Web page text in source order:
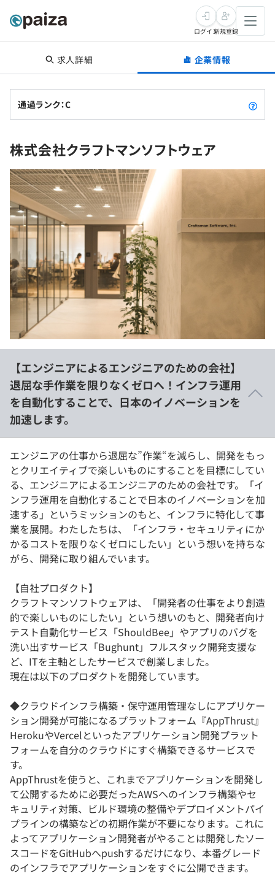
転職・キャリア
転職成功ガイド
転職エージェント
インタビュー
転職成功ガイド
新卒就活
求人検索
本選考
インターン
新卒エージェント
イベント・セミナー
インタビュー
学習
講座一覧
問題集
ナレッジ
リファレンス
プラン
個人向けプラン
法人向けプラン
契約内容・クーポン
スキルチェック
プログラミング言語
SQL
評価結果一覧
再チャレンジ結果一覧
ゲーム・マンガ
メディア
Tech Team Journal
paiza times
note
paizaとは？
ログイン新規登録
求人詳細 企業情報
通過ランク：C
株式会社クラフトマンソフトウェア
【エンジニアによるエンジニアのための会社】
退屈な手作業を限りなくゼロへ！インフラ運用
を自動化することで、日本のイノベーションを
加速します。
エンジニアの仕事から退屈な”作業“を減らし、開発をもっ
とクリエイティブで楽しいものにすることを目標にしてい
る、エンジニアによるエンジニアのための会社です。「イ
ンフラ運用を自動化することで日本のイノベーションを加
速する」というミッションのもと、インフラに特化して事
業を展開。わたしたちは、「インフラ・セキュリティにか
かるコストを限りなくゼロにしたい」という想いを持ちな
がら、開発に取り組んでいます。
【自社プロダクト】
クラフトマンソフトウェアは、「開発者の仕事をより創造
的で楽しいものにしたい」という想いのもと、開発者向け
テスト自動化サービス「ShouldBee」やアプリのバグを
洗い出すサービス「Bughunt」フルスタック開発支援な
ど、ITを主軸としたサービスで創業しました。
現在は以下のプロダクトを開発しています。
◆クラウドインフラ構築・保守運用管理なしにアプリケー
ション開発が可能になるプラットフォーム『AppThrust』
HerokuやVercelといったアプリケーション開発プラット
フォームを自分のクラウドにすぐ構築できるサービスで
す。
AppThrustを使うと、これまでアプリケーションを開発し
て公開するために必要だったAWSへのインフラ構築やセ
キュリティ対策、ビルド環境の整備やデプロイメントパイ
プラインの構築などの初期作業が不要になります。これに
よってアプリケーション開発者がやることは開発したソー
スコードをGitHubへpushするだけになり、本番グレード
のインフラでアプリケーションをすぐに公開できます。